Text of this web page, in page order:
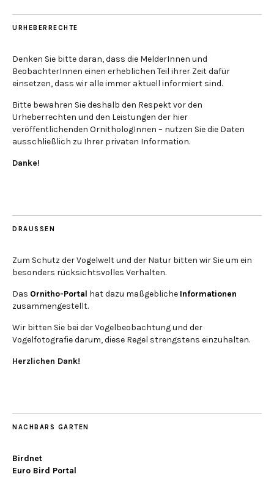
URHEBERRECHTE
Denken Sie bitte daran, dass die MelderInnen und
BeobachterInnen einen erheblichen Teil ihrer Zeit dafür
einsetzen, dass wir alle immer aktuell informiert sind.
Bitte bewahren Sie deshalb den Respekt vor den
Urheberrechten und den Leistungen der hier
veröffentlichenden OrnithologInnen – nutzen Sie die Daten
ausschließlich zu Ihrer privaten Information.
Danke!
DRAUSSEN
Zum Schutz der Vogelwelt und der Natur bitten wir Sie um ein
besonders rücksichtsvolles Verhalten.
Das Ornitho-Portal hat dazu maßgebliche Informationen
zusammengestellt.
Wir bitten Sie bei der Vogelbeobachtung und der
Vogelfotografie darum, diese Regel strengstens einzuhalten.
Herzlichen Dank!
NACHBARS GARTEN
Birdnet
Euro Bird Portal